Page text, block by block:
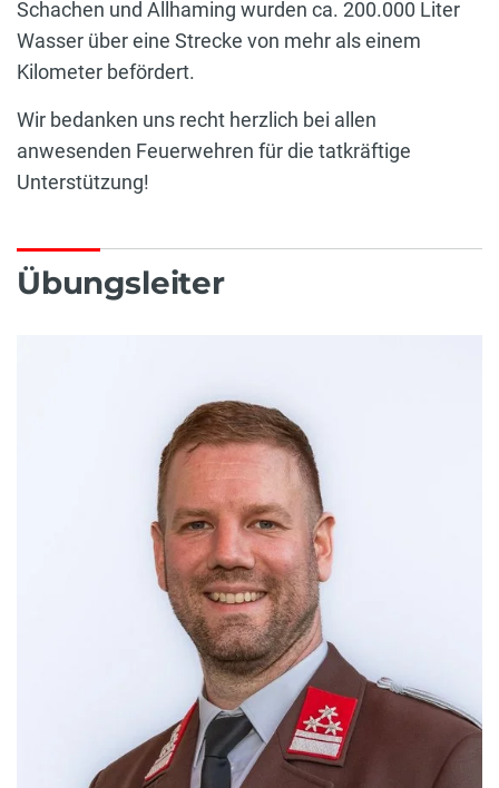
Schachen und Allhaming wurden ca. 200.000 Liter
Wasser über eine Strecke von mehr als einem
Kilometer befördert.
Wir bedanken uns recht herzlich bei allen
anwesenden Feuerwehren für die tatkräftige
Unterstützung!
Übungsleiter